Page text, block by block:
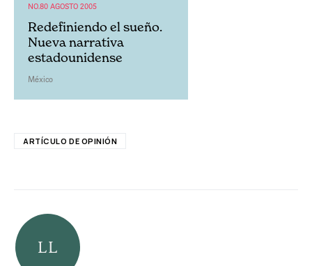
NO.80 AGOSTO 2005
Redefiniendo el sueño.
Nueva narrativa
estadounidense
México
ARTÍCULO DE OPINIÓN